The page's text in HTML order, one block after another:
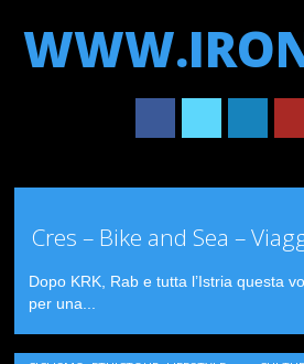
Main menu
content
Cres – Bike and Sea –
Dopo KRK, Rab e tutta l’Istria questa
per una...